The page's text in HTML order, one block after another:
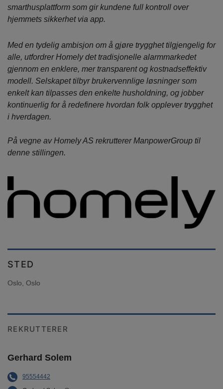
smarthusplattform som gir kundene full kontroll over
hjemmets sikkerhet via app.
Med en tydelig ambisjon om å gjøre trygghet tilgjengelig for
alle, utfordrer Homely det tradisjonelle alarmmarkedet
gjennom en enklere, mer transparent og kostnadseffektiv
modell. Selskapet tilbyr brukervennlige løsninger som
enkelt kan tilpasses den enkelte husholdning, og jobber
kontinuerlig for å redefinere hvordan folk opplever trygghet
i hverdagen.
På vegne av Homely AS rekrutterer ManpowerGroup til
denne stillingen.
STED
Oslo, Oslo
REKRUTTERER
Gerhard Solem
95554442